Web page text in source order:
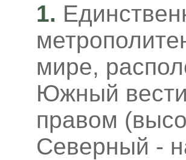
1.
мире,
Южный
правом
Северный -